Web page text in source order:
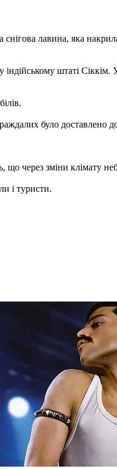
лавина, яка
індійському штаті
було доставлено до
через зміни клімату
і туристи.